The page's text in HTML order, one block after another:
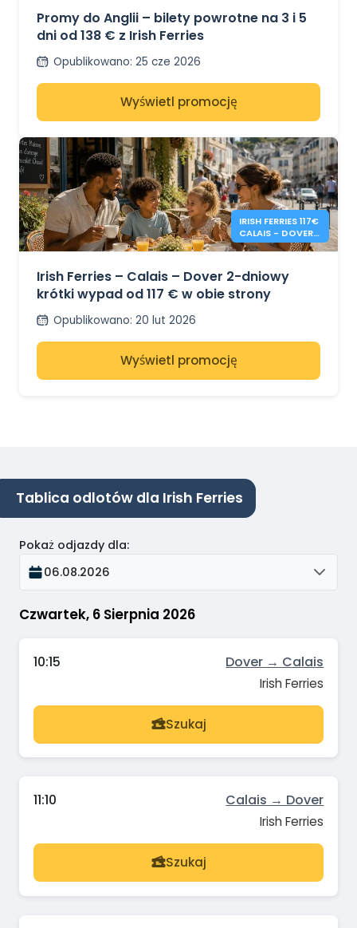
Promy do Anglii – bilety powrotne na 3 i 5
dni od 138 € z Irish Ferries
Opublikowano: 25 cze 2026
Wyświetl promocję
IRISH FERRIES 117€
CALAIS - DOVER 2
DNI W OBIE
Irish Ferries – Calais – Dover 2-dniowy
krótki wypad od 117 € w obie strony
Opublikowano: 20 lut 2026
Wyświetl promocję
Tablica odlotów dla Irish Ferries
Czwartek, 6 Sierpnia 2026
Pokaż odjazdy dla:
06.08.2026
10:15 Dover → Calais
Irish Ferries
Szukaj
11:10 Calais → Dover
Irish Ferries
Szukaj